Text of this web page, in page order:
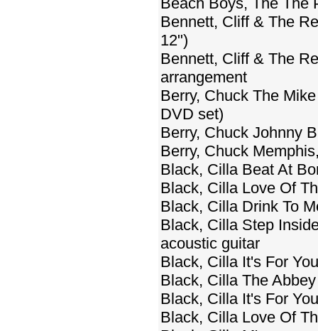
Bennett, Cliff & The
12")
Bennett, Cliff & The
arrangement
Berry, Chuck The
DVD set)
Berry, Chuck Johnny
Berry, Chuck
Black, Cilla Beat At
Black, Cilla Love Of
Black, Cilla Drink To
Black, Cilla Step
acoustic guitar
Black, Cilla It's For
Black, Cilla The
Black, Cilla It's For
Black, Cilla Love Of